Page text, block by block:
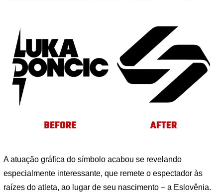
A atuação gráfica do símbolo acabou se revelando
especialmente interessante, que remete o espectador às
raízes do atleta, ao lugar de seu nascimento – a Eslovênia.